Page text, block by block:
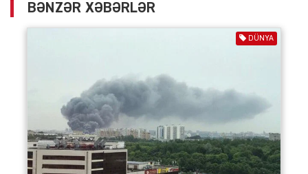
BƏNZƏR XƏBƏRLƏR
DÜNYA